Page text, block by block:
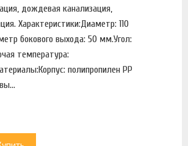
дождевая канализация,
Характеристики:Диаметр: 110
бокового выхода: 50 мм.Угол:
температура:
полипропилен PP